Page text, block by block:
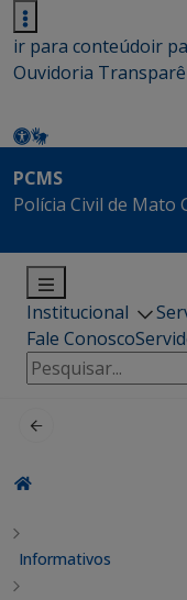
ir para conteúdoir
Ouvidoria
PCMS
Polícia Civil de Mato
Institucional
Fale Conosco
Pesquisar
por:
Informativos